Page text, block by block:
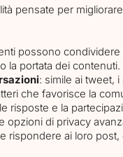
pensate per migliorare
possono
la portata dei contenuti.
: simile ai tweet,
che favorisce la
risposte e la
opzioni di privacy
rispondere ai loro post,